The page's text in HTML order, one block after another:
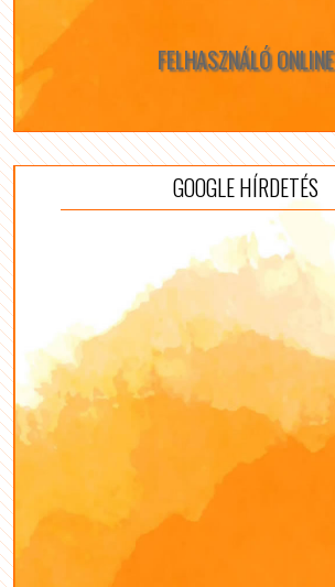
FELHASZNÁLÓ ONLINE
GOOGLE HÍRDETÉS